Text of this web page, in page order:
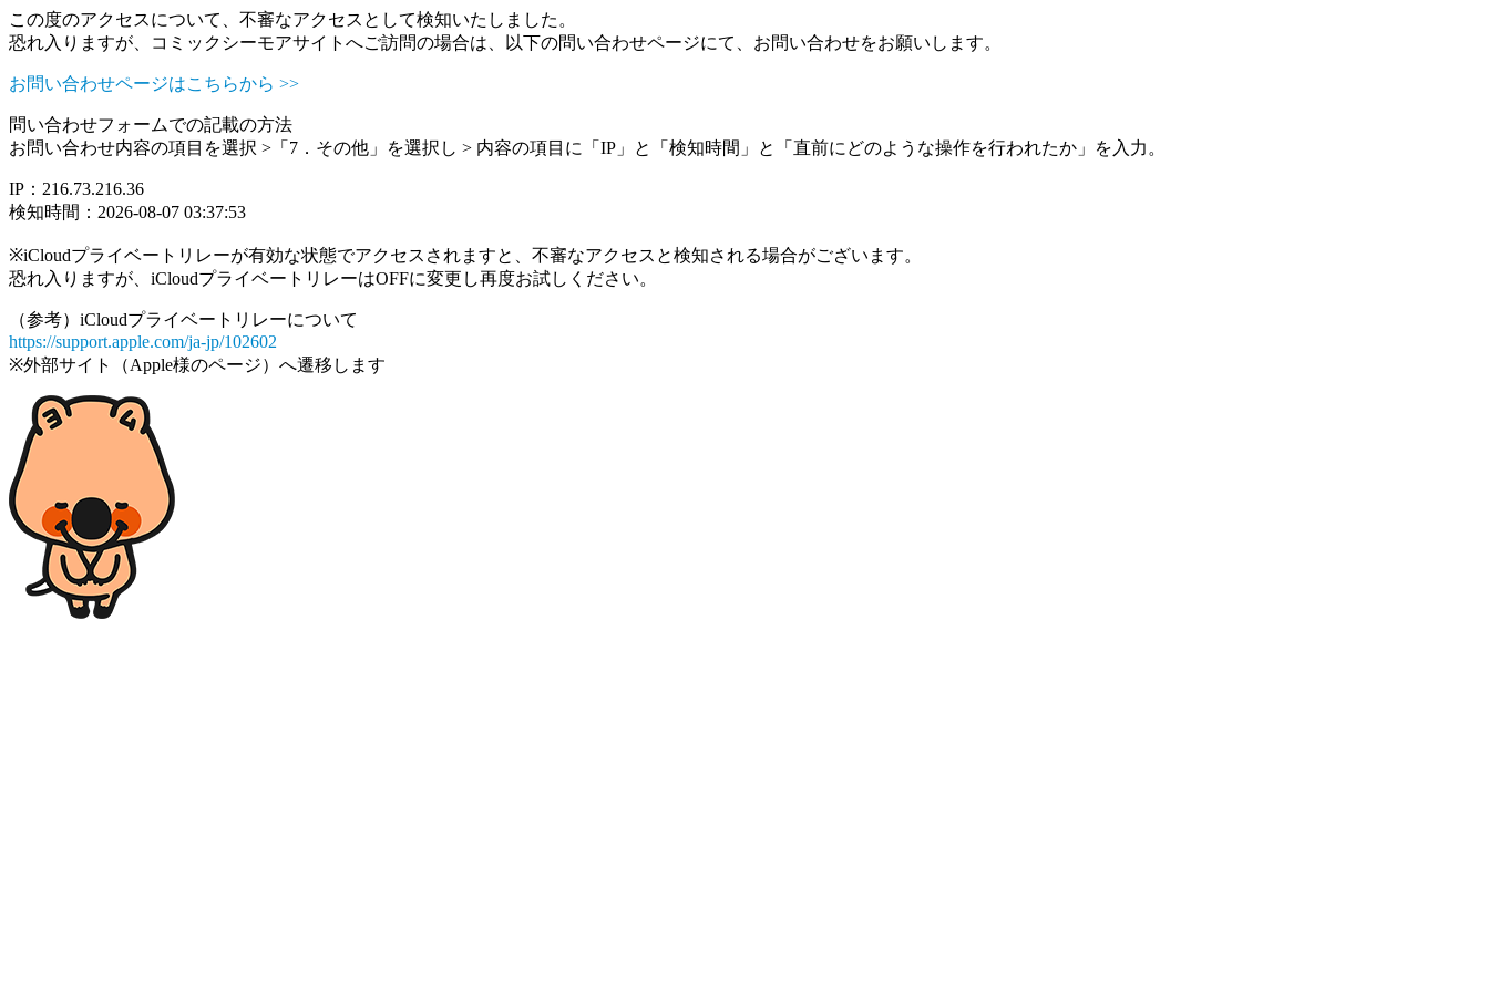
この度のアクセスについて、不審なアクセスとして検知いたしました。
恐れ入りますが、コミックシーモアサイトへご訪問の場合は、以下の問い合わせページにて、お問い合わせをお願いします。
お問い合わせページはこちらから >>
問い合わせフォームでの記載の方法
お問い合わせ内容の項目を選択 >「7．その他」を選択し > 内容の項目に「IP」と「検知時間」と「直前にどのような操作を行われたか」を入力。
IP：216.73.216.36
検知時間：2026-08-07 03:37:53
※iCloudプライベートリレーが有効な状態でアクセスされますと、不審なアクセスと検知される場合がございます。
恐れ入りますが、iCloudプライベートリレーはOFFに変更し再度お試しください。
（参考）iCloudプライベートリレーについて
https://support.apple.com/ja-jp/102602
※外部サイト（Apple様のページ）へ遷移します